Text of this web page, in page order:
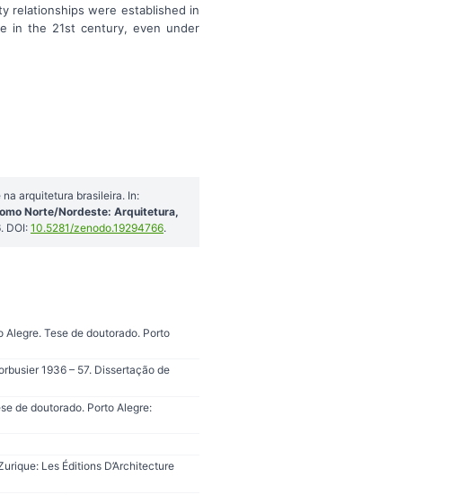
relationships were established in
in the 21st century, even under
arquitetura brasileira. In:
Norte/Nordeste: Arquitetura,
DOI: 10.5281/zenodo.19294766.
Alegre. Tese de doutorado. Porto
1936 – 57. Dissertação de
de doutorado. Porto Alegre:
Les Éditions D’Architecture